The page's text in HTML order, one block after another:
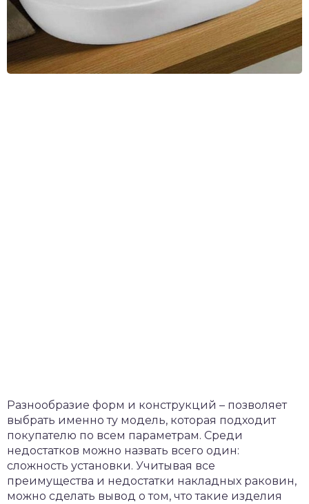
Разнообразие форм и конструкций – позволяет
выбрать именно ту модель, которая подходит
покупателю по всем параметрам. Среди
недостатков можно назвать всего один:
сложность установки. Учитывая все
преимущества и недостатки накладных раковин,
можно сделать вывод о том, что такие изделия